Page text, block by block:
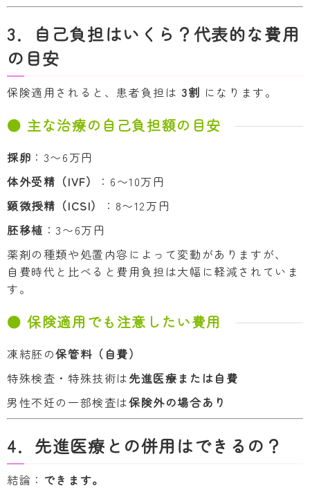
3．自己負担はいくら？代表的な費用
の目安
保険適用されると、患者負担は3割 になります。
● 主な治療の自己負担額の目安
採卵 ：3〜6万円
体外受精（IVF）
：6〜10万円
顕微授精（ICSI）
：8〜12万円
胚移植 ：3〜6万円
薬剤の種類や処置内容によって変動がありますが、
自費時代と比べると費用負担は大幅に軽減されていま
す。
● 保険適用でも注意したい費用
凍結胚の保管料（自費）
特殊検査・特殊技術は先進医療または自費
男性不妊の一部検査は保険外の場合あり
4．先進医療との併用はできるの？
結論： できます。